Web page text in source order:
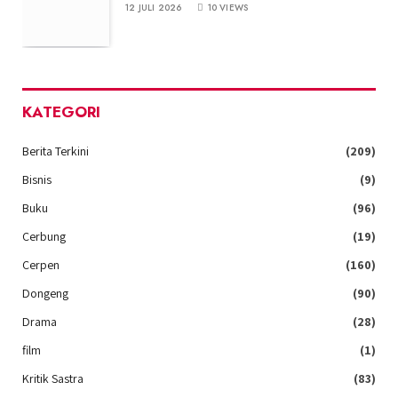
12 JULI 2026 10VIEWS
KATEGORI
Berita Terkini
(209)
Bisnis
(9)
Buku
(96)
Cerbung
(19)
Cerpen
(160)
Dongeng
(90)
Drama
(28)
film
(1)
Kritik Sastra
(83)